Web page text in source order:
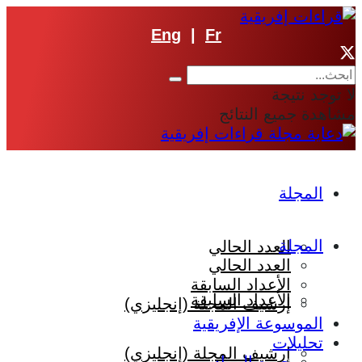
Eng Fr
لا توجد نتيجة
مشاهدة جميع النتائج
المجلة
العدد الحالي
الأعداد السابقة
إرشيف المجلة (إنجليزي)
المجلة
العدد الحالي
الأعداد السابقة
إرشيف المجلة (إنجليزي)
الموسوعة الإفريقية
تحليلات